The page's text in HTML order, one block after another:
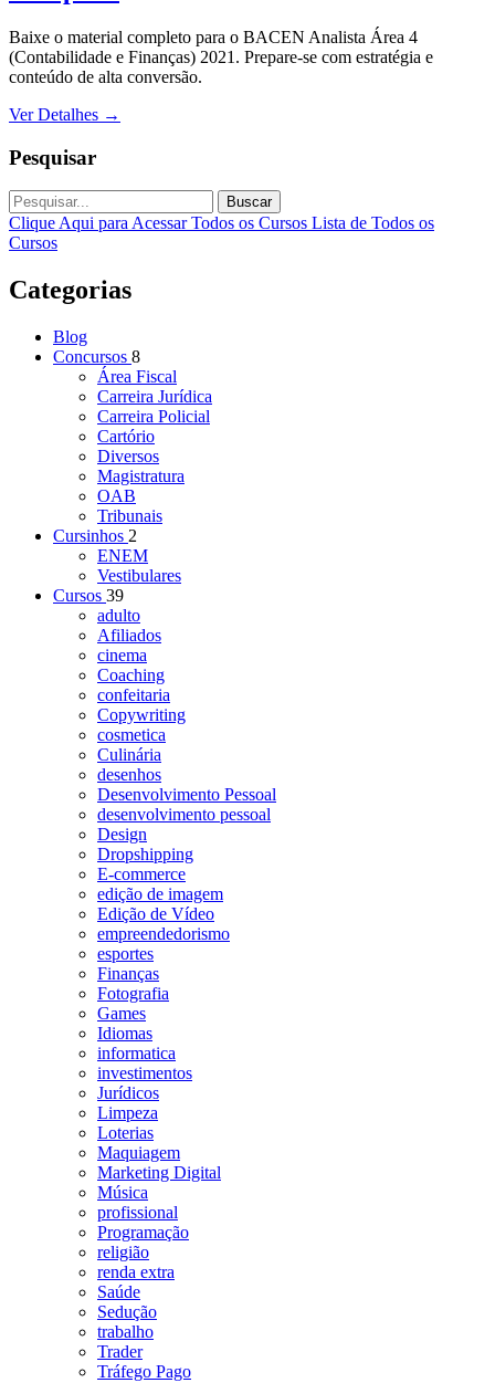
Baixe o material completo para o BACEN Analista Área 4
(Contabilidade e Finanças) 2021. Prepare-se com estratégia e
conteúdo de alta conversão.
Ver Detalhes →
Pesquisar
Buscar
Clique Aqui para Acessar Todos os Cursos Lista de Todos os
Cursos
Categorias
Blog
Concursos 8
Área Fiscal
Carreira Jurídica
Carreira Policial
Cartório
Diversos
Magistratura
OAB
Tribunais
Cursinhos 2
ENEM
Vestibulares
Cursos 39
adulto
Afiliados
cinema
Coaching
confeitaria
Copywriting
cosmetica
Culinária
desenhos
Desenvolvimento Pessoal
desenvolvimento pessoal
Design
Dropshipping
E-commerce
edição de imagem
Edição de Vídeo
empreendedorismo
esportes
Finanças
Fotografia
Games
Idiomas
informatica
investimentos
Jurídicos
Limpeza
Loterias
Maquiagem
Marketing Digital
Música
profissional
Programação
religião
renda extra
Saúde
Sedução
trabalho
Trader
Tráfego Pago